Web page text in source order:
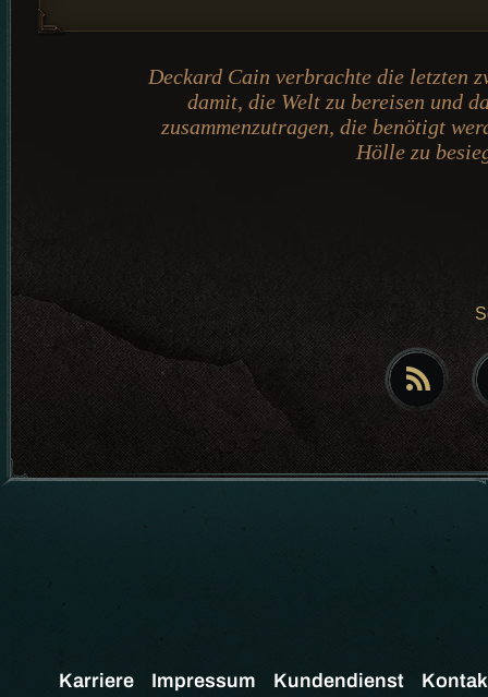
Deckard Cain verbrachte die letzten
damit, die Welt zu bereisen und
zusammenzutragen, die benötigt
Hölle zu